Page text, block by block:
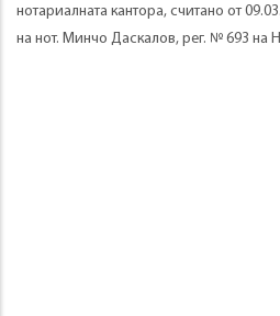
нотариалната кантора, считано от
на нот. Минчо Даскалов, рег. № 693 на